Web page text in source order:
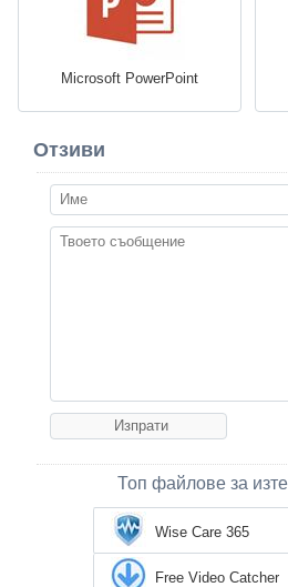
Microsoft PowerPoint
Отзиви
Топ файлове за
Wise Care 365
Free Video Catcher